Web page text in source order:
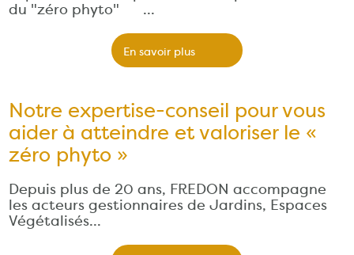
du "zéro phyto" …
En savoir plus
Notre expertise-conseil pour vous
aider à atteindre et valoriser le «
zéro phyto »
Depuis plus de 20 ans, FREDON accompagne
les acteurs gestionnaires de Jardins, Espaces
Végétalisés…